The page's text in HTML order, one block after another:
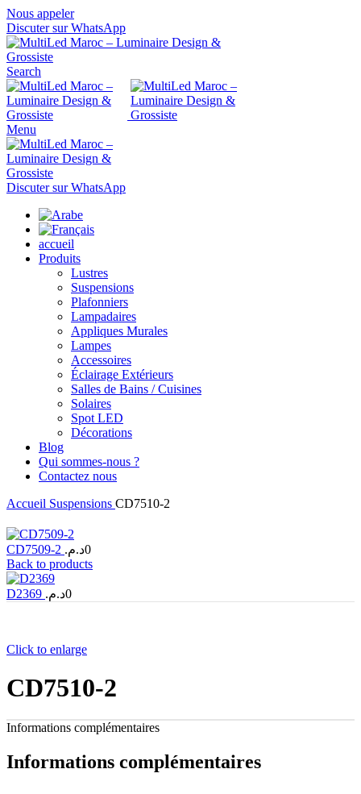
Nous appeler
Discuter sur WhatsApp
Search
Menu
Discuter sur WhatsApp
accueil
Produits
Lustres
Suspensions
Plafonniers
Lampadaires
Appliques Murales
Lampes
Accessoires
Éclairage Extérieurs
Salles de Bains / Cuisines
Solaires
Spot LED
Décorations
Blog
Qui sommes-nous ?
Contactez nous
Accueil Suspensions CD7510-2
CD7509-2 0د.م.
Back to products
D2369 0د.م.
Click to enlarge
CD7510-2
Informations complémentaires
Informations complémentaires